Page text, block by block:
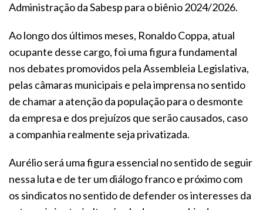
Administração da Sabesp para o biênio 2024/2026.
Ao longo dos últimos meses, Ronaldo Coppa, atual
ocupante desse cargo, foi uma figura fundamental
nos debates promovidos pela Assembleia Legislativa,
pelas câmaras municipais e pela imprensa no sentido
de chamar a atenção da população para o desmonte
da empresa e dos prejuízos que serão causados, caso
a companhia realmente seja privatizada.
Aurélio será uma figura essencial no sentido de seguir
nessa luta e de ter um diálogo franco e próximo com
os sindicatos no sentido de defender os interesses da